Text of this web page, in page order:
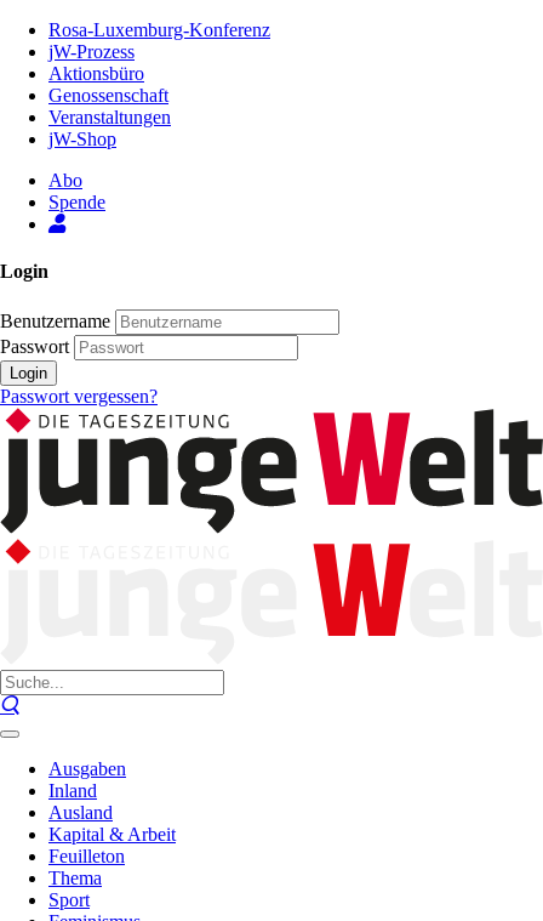
Inhalt
Seite
Rosa-Luxemburg-Konferenz
jW-Prozess
Aktionsbüro
Genossenschaft
Veranstaltungen
jW-Shop
Abo
Spende
Login
Benutzername
Passwort
Login
Passwort vergessen?
Ausgaben
Inland
Ausland
Kapital & Arbeit
Feuilleton
Thema
Sport